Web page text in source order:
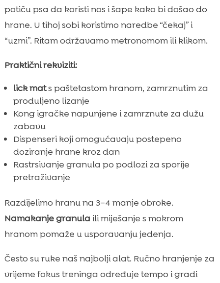
potiču psa da koristi nos i šape kako bi došao do
hrane. U tihoj sobi koristimo naredbe “čekaj” i
“uzmi”. Ritam održavamo metronomom ili klikom.
Praktični rekviziti:
lick mats paštetastom hranom, zamrznutim za
produljeno lizanje
Kong igračke napunjene i zamrznute za dužu
zabavu
Dispenseri koji omogućavaju postepeno
doziranje hrane kroz dan
Rastrsivanje granula po podlozi za sporije
pretraživanje
Razdijelimo hranu na 3–4 manje obroke.
Namakanje granula ili miješanje s mokrom
hranom pomaže u usporavanju jedenja.
Često su ruke naš najbolji alat. Ručno hranjenje za
vrijeme fokus treninga određuje tempo i gradi